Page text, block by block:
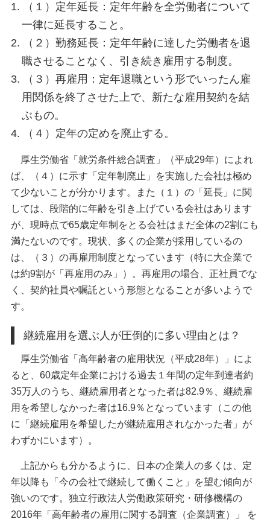
（１）定年延長：定年年齢を全労働者について
一律に延長すること。
（２）勤務延長：定年年齢に達した労働者を退
職させることなく、引き続き雇用する制度。
（３）再雇用：定年退職という形でいったん雇
用関係を終了させた上で、新たな雇用契約を結
ぶもの。
（４）定年の定めを廃止する。
厚生労働省「就労条件総合調査」（平成29年）によれ
ば、（４）に示す「定年制廃止」を実施した会社は極め
て少ないことが分かります。また（１）の「延長」に関
しては、段階的に年齢を引き上げている会社はあります
が、現時点で65歳定年制をとる会社はまだ全体の2割にも
満たないのです。現状、多くの企業が採用しているの
は、（３）の再雇用制度となっています（特に大企業で
は約9割が「再雇用のみ」）。再雇用の場合、正社員でな
く、契約社員や嘱託という形態となることが多いようで
す。
継続雇用を選ぶ人が圧倒的に多い理由とは？
厚生労働省「高年齢者の雇用状況（平成28年）」によ
ると、60歳定年企業における過去１年間の定年到達者約
35万人のうち、継続雇用者となった者は82.9％、継続雇
用を希望しなかった者は16.9％となっています（この他
に「継続雇用を希望したが継続雇用されなかった者」が
わずかにいます）。
上記からも分かるように、日本の企業人の多くは、定
年以降も「今の会社で継続して働くこと」を望む傾向が
強いのです。独立行政法人労働政策研究・研修機構の
2016年「高年齢者の雇用に関する調査（企業調査）」 を